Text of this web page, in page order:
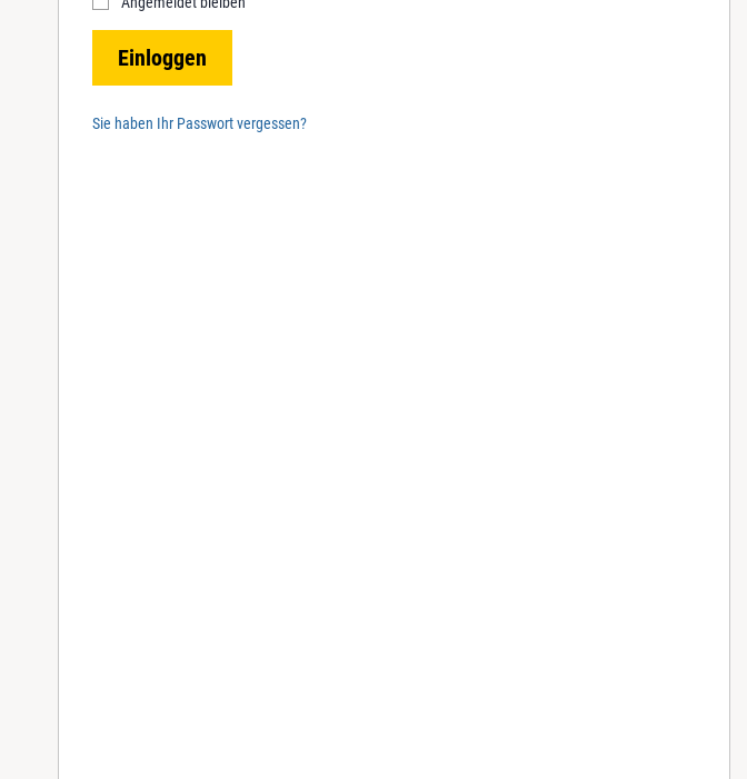
d
Einloggen
Sie haben Ihr Passwort vergessen?